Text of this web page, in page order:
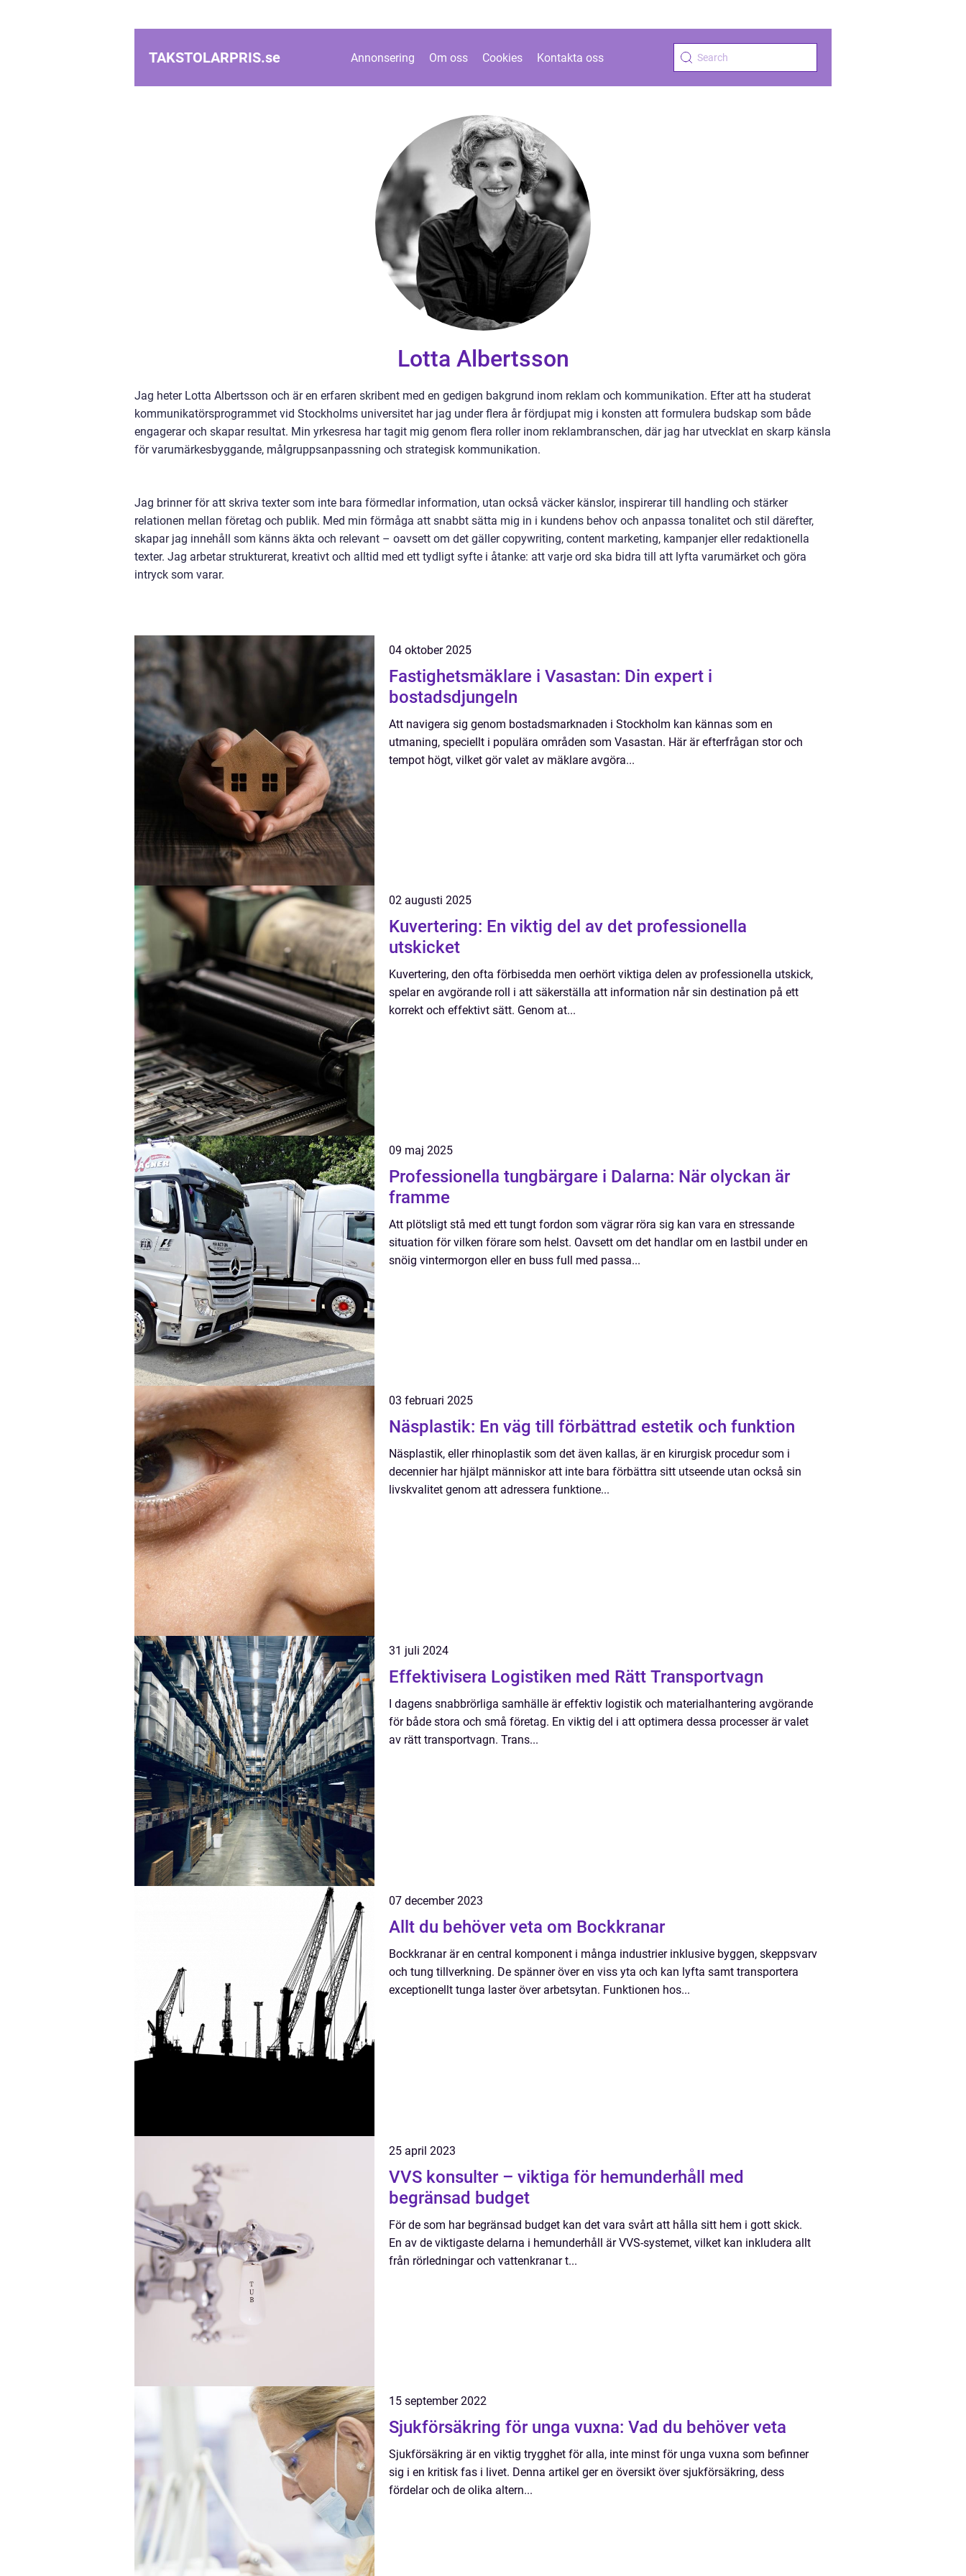
TAKSTOLARPRIS.se Annonsering Om oss Cookies Kontakta oss
Lotta Albertsson
Jag heter Lotta Albertsson och är en erfaren skribent med en gedigen bakgrund inom reklam och kommunikation. Efter att ha studerat
kommunikatörsprogrammet vid Stockholms universitet har jag under flera år fördjupat mig i konsten att formulera budskap som både
engagerar och skapar resultat. Min yrkesresa har tagit mig genom flera roller inom reklambranschen, där jag har utvecklat en skarp känsla
för varumärkesbyggande, målgruppsanpassning och strategisk kommunikation.
Jag brinner för att skriva texter som inte bara förmedlar information, utan också väcker känslor, inspirerar till handling och stärker
relationen mellan företag och publik. Med min förmåga att snabbt sätta mig in i kundens behov och anpassa tonalitet och stil därefter,
skapar jag innehåll som känns äkta och relevant – oavsett om det gäller copywriting, content marketing, kampanjer eller redaktionella
texter. Jag arbetar strukturerat, kreativt och alltid med ett tydligt syfte i åtanke: att varje ord ska bidra till att lyfta varumärket och göra
intryck som varar.
04 oktober 2025
Fastighetsmäklare i Vasastan: Din expert i
bostadsdjungeln
Att navigera sig genom bostadsmarknaden i Stockholm kan kännas som en
utmaning, speciellt i populära områden som Vasastan. Här är efterfrågan stor och
tempot högt, vilket gör valet av mäklare avgöra...
02 augusti 2025
Kuvertering: En viktig del av det professionella
utskicket
Kuvertering, den ofta förbisedda men oerhört viktiga delen av professionella utskick,
spelar en avgörande roll i att säkerställa att information når sin destination på ett
korrekt och effektivt sätt. Genom at...
09 maj 2025
Professionella tungbärgare i Dalarna: När olyckan är
framme
Att plötsligt stå med ett tungt fordon som vägrar röra sig kan vara en stressande
situation för vilken förare som helst. Oavsett om det handlar om en lastbil under en
snöig vintermorgon eller en buss full med passa...
03 februari 2025
Näsplastik: En väg till förbättrad estetik och funktion
Näsplastik, eller rhinoplastik som det även kallas, är en kirurgisk procedur som i
decennier har hjälpt människor att inte bara förbättra sitt utseende utan också sin
livskvalitet genom att adressera funktione...
31 juli 2024
Effektivisera Logistiken med Rätt Transportvagn
I dagens snabbrörliga samhälle är effektiv logistik och materialhantering avgörande
för både stora och små företag. En viktig del i att optimera dessa processer är valet
av rätt transportvagn. Trans...
07 december 2023
Allt du behöver veta om Bockkranar
Bockkranar är en central komponent i många industrier inklusive byggen, skeppsvarv
och tung tillverkning. De spänner över en viss yta och kan lyfta samt transportera
exceptionellt tunga laster över arbetsytan. Funktionen hos...
25 april 2023
VVS konsulter – viktiga för hemunderhåll med
begränsad budget
För de som har begränsad budget kan det vara svårt att hålla sitt hem i gott skick.
En av de viktigaste delarna i hemunderhåll är VVS-systemet, vilket kan inkludera allt
från rörledningar och vattenkranar t...
15 september 2022
Sjukförsäkring för unga vuxna: Vad du behöver veta
Sjukförsäkring är en viktig trygghet för alla, inte minst för unga vuxna som befinner
sig i en kritisk fas i livet. Denna artikel ger en översikt över sjukförsäkring, dess
fördelar och de olika altern...